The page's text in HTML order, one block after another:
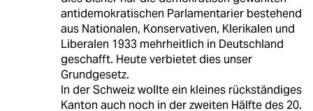
antidemokratischen Parlamentarier bestehend
aus Nationalen, Konservativen, Klerikalen und
Liberalen 1933 mehrheitlich in Deutschland
geschafft. Heute verbietet dies unser
Grundgesetz.
In der Schweiz wollte ein kleines rückständiges
Kanton auch noch in der zweiten Hälfte des 20.